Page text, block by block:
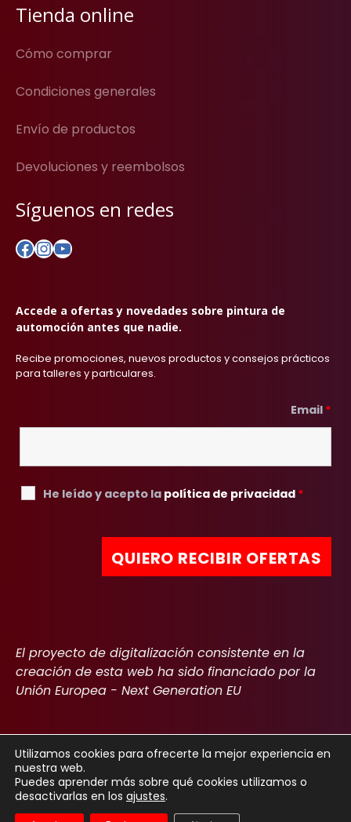
Tienda online
Cómo comprar
Condiciones generales
Envío de productos
Devoluciones y reembolsos
Síguenos en redes
Facebook
Instagram
YouTube
Accede a ofertas y novedades sobre pintura de
automoción antes que nadie.
Recibe promociones, nuevos productos y consejos prácticos
para talleres y particulares.
Email *
He leído y acepto la política de privacidad *
El proyecto de digitalización consistente en la
creación de esta web ha sido financiado por la
Unión Europea - Next Generation EU
Copyright 2022
Declaración de accesibilidad
Utilizamos cookies para ofrecerte la mejor experiencia en
nuestra web.
Puedes aprender más sobre qué cookies utilizamos o
desactivarlas en los ajustes.